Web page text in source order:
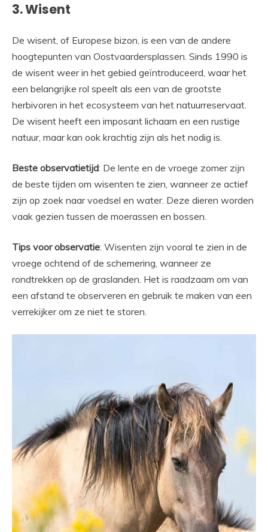
3. Wisent
De wisent, of Europese bizon, is een van de andere
hoogtepunten van Oostvaardersplassen. Sinds 1990 is
de wisent weer in het gebied geïntroduceerd, waar het
een belangrijke rol speelt als een van de grootste
herbivoren in het ecosysteem van het natuurreservaat.
De wisent heeft een imposant lichaam en een rustige
natuur, maar kan ook krachtig zijn als het nodig is.
Beste observatietijd: De lente en de vroege zomer zijn
de beste tijden om wisenten te zien, wanneer ze actief
zijn op zoek naar voedsel en water. Deze dieren worden
vaak gezien tussen de moerassen en bossen.
Tips voor observatie: Wisenten zijn vooral te zien in de
vroege ochtend of de schemering, wanneer ze
rondtrekken op de graslanden. Het is raadzaam om van
een afstand te observeren en gebruik te maken van een
verrekijker om ze niet te storen.